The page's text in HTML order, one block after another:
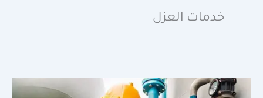
خدمات العزل
أفضل
عزل